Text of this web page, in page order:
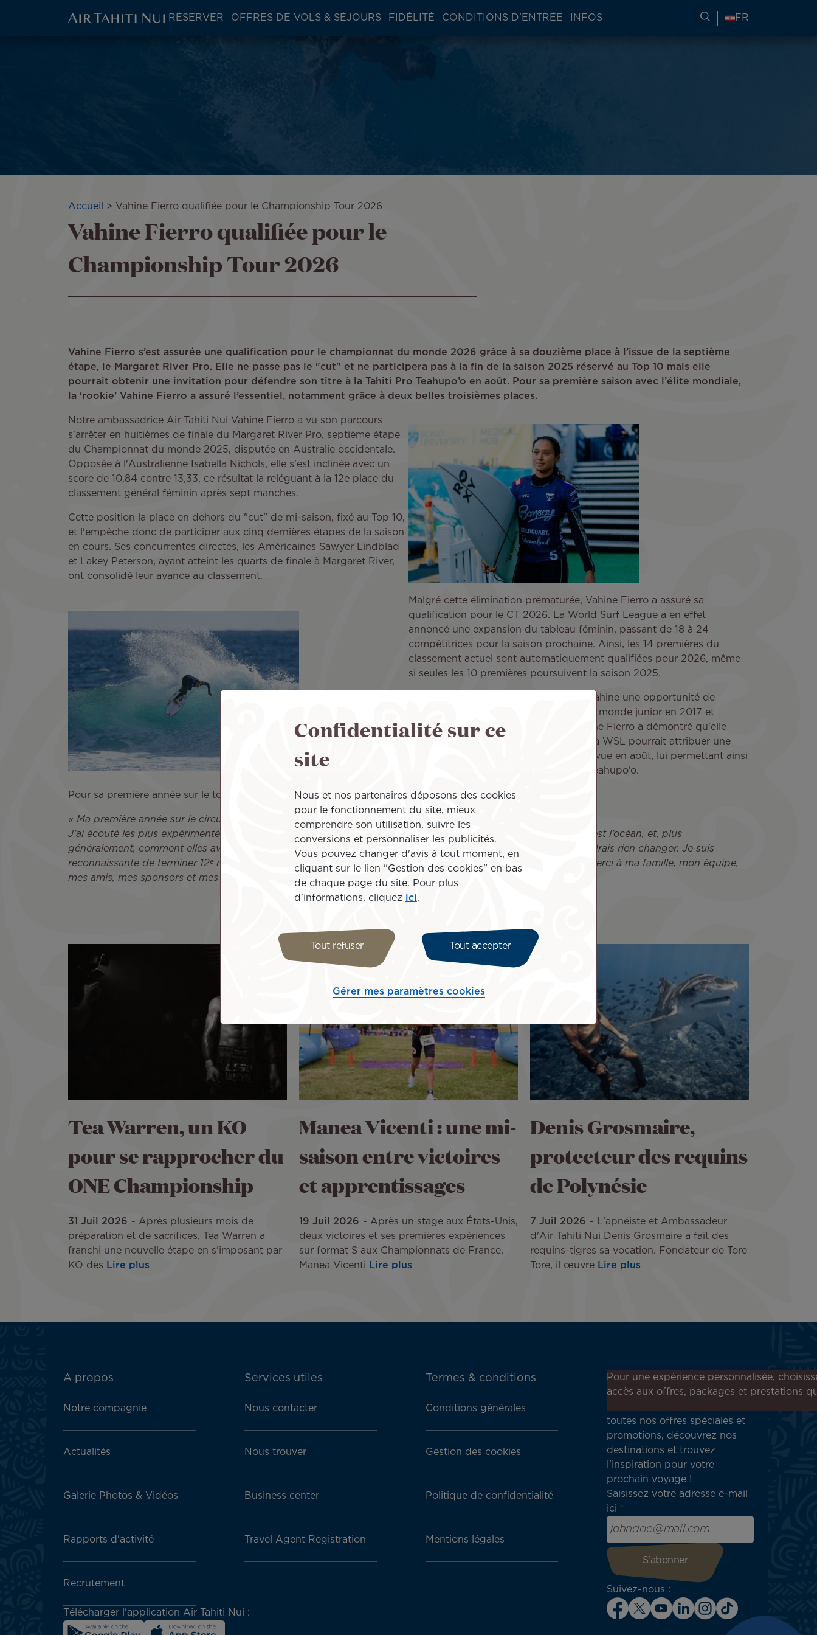
ATN:
Main
RÉSERVER OFFRES DE VOLS & SÉJOURS FIDÉLITÉ CONDITIONS D'ENTRÉE INFOS RECHERCHER DES
FR
Fil
Accueil Vahine Fierro qualifiée pour le Championship Tour 2026
Vahine Fierro qualifiée pour le
Championship Tour 2026
Vahine Fierro s’est assurée une qualification pour le championnat du monde 2026 grâce à sa douzième place à l’issue de la septième
étape, le Margaret River Pro. Elle ne passe pas le "cut" et ne participera pas à la fin de la saison 2025 réservé au Top 10 mais elle
pourrait obtenir une invitation pour défendre son titre à la Tahiti Pro Teahupo’o en août. Pour sa première saison avec l’élite mondiale,
la ‘rookie’ Vahine Fierro a assuré l’essentiel, notamment grâce à deux belles troisièmes places.
Notre ambassadrice Air Tahiti Nui Vahine Fierro a vu son parcours
s'arrêter en huitièmes de finale du Margaret River Pro, septième étape
du Championnat du monde 2025, disputée en Australie occidentale.
Opposée à l'Australienne Isabella Nichols, elle s'est inclinée avec un
score de 10,84 contre 13,33, ce résultat la reléguant à la 12e place du
classement général féminin après sept manches.
Cette position la place en dehors du "cut" de mi-saison, fixé au Top 10,
et l'empêche donc de participer aux cinq dernières étapes de la saison
en cours. Ses concurrentes directes, les Américaines Sawyer Lindblad
et Lakey Peterson, ayant atteint les quarts de finale à Margaret River,
ont consolidé leur avance au classement.
Malgré cette élimination prématurée, Vahine Fierro a assuré sa
qualification pour le CT 2026. La World Surf League a en effet
annoncé une expansion du tableau féminin, passant de 18 à 24
compétitrices pour la saison prochaine. Ainsi, les 14 premières du
classement actuel sont automatiquement qualifiées pour 2026, même
si seules les 10 premières poursuivent la saison 2025.
Cette réforme offre à la surfeuse de Huahine une opportunité de
rebondir l'an prochain. Championne du monde junior en 2017 et
victorieuse du Pro Tahiti en 2024, Vahine Fierro a démontré qu'elle
pouvait rivaliser avec l'élite mondiale. La WSL pourrait attribuer une
wild card à Fierro pour la Tahiti Pro prévue en août, lui permettant ainsi
de défendre son titre sur la vague de Teahupo’o.
Pour sa première année sur le tour, Vahine Fierro s’est montrée reconnaissante :
« Ma première année sur le circuit a été écourtée. Mais, wow, qu’est-ce que j’ai appris.
J’ai écouté les plus expérimentées du Tour, observé comment elles affrontent ce terrain de jeu imprévisible qu’est l’océan, et, plus
généralement, comment elles avancent face aux imprévus. Merci au surf : tu es mon maître de vie, et je ne voudrais rien changer. Je suis
reconnaissante de terminer 12ᵉ mondiale cette année et de m’être qualifiée pour le Championship Tour 2026. Merci à ma famille, mon équipe,
mes amis, mes sponsors et mes fans pour votre soutien indéfectible. »
Tea Warren, un KO
pour se rapprocher du
ONE Championship
31 Juil 2026
Après plusieurs mois de
préparation et de sacrifices, Tea Warren a
franchi une nouvelle étape en s’imposant par
KO dès Lire plus
Manea Vicenti : une mi-
saison entre victoires
et apprentissages
19 Juil 2026
Après un stage aux États-Unis,
deux victoires et ses premières expériences
sur format S aux Championnats de France,
Manea Vicenti Lire plus
Denis Grosmaire,
protecteur des requins
de Polynésie
7 Juil 2026
L'apnéiste et Ambassadeur
d'Air Tahiti Nui Denis Grosmaire a fait des
requins-tigres sa vocation. Fondateur de Tore
Tore, il œuvre Lire plus
ATN:
menu
A propos
Notre compagnie
Actualités
Galerie Photos & Vidéos
Rapports d'activité
Recrutement
Services utiles
Nous contacter
Nous trouver
Business center
Travel Agent Registration
Termes & conditions
Conditions générales
Gestion des cookies
Politique de confidentialité
Mentions légales
Télécharger l'application Air Tahiti Nui :
Inscrivez-vous à notre
newsletter !
toutes nos offres spéciales et
promotions, découvrez nos
destinations et trouvez
l'inspiration pour votre
prochain voyage !
Saisissez votre adresse e-mail
ici
Suivez-nous :
Pour une expérience personnalisée,
accès aux offres, packages et prestations
Confidentialité sur ce
site
Nous et nos partenaires déposons des cookies
pour le fonctionnement du site, mieux
comprendre son utilisation, suivre les
conversions et personnaliser les publicités.
Vous pouvez changer d'avis à tout moment, en
cliquant sur le lien "Gestion des cookies" en bas
de chaque page du site. Pour plus
d'informations, cliquez ici.
Tout refuser Tout accepter
Gérer mes paramètres cookies